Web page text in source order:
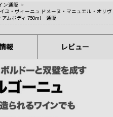
ン通販 >
ユ・ヴィーニュ ドメーヌ・マニュエル・オリヴ
アムボディ 750ml 通販
報 レビュー